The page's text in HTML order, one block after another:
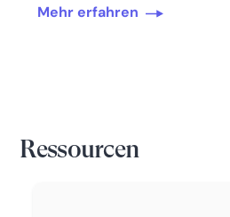
Mehr erfahren
Ressourcen